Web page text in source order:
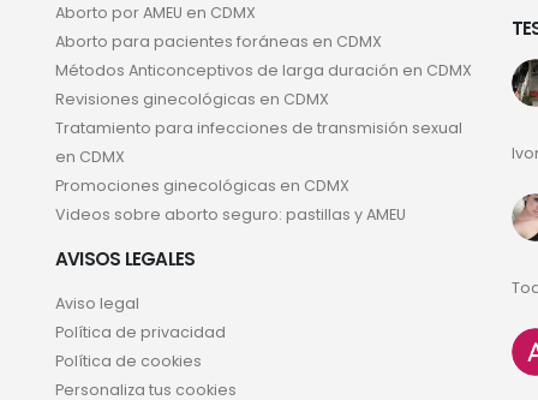
Aborto por AMEU en CDMX
Aborto para pacientes foráneas en CDMX
Métodos Anticonceptivos de larga duración en CDMX
Revisiones ginecológicas en CDMX
Tratamiento para infecciones de transmisión sexual
en CDMX
Promociones ginecológicas en CDMX
Videos sobre aborto seguro: pastillas y AMEU
AVISOS LEGALES
Aviso legal
Política de privacidad
Política de cookies
Personaliza tus cookies